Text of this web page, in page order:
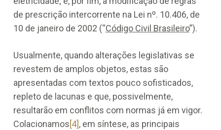
de prescrição intercorrente na Lei nº. 10.406, de
10 de janeiro de 2002 (“Código Civil Brasileiro”).
Usualmente, quando alterações legislativas se
revestem de amplos objetos, estas são
apresentadas com textos pouco sofisticados,
repleto de lacunas e que, possivelmente,
resultarão em conflitos com normas já em vigor.
Colacionamos[4], em síntese, as principais